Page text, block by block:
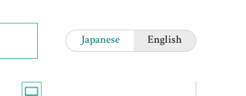
Japanese English